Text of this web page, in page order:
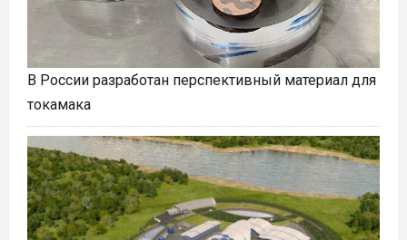
В России разработан перспективный материал для
токамака